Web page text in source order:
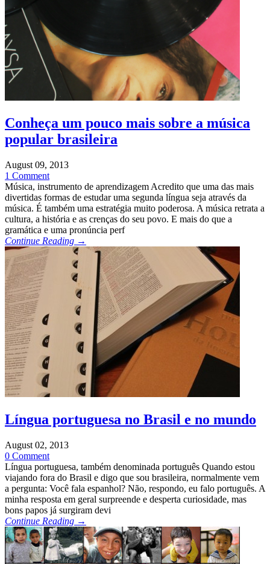
Conheça um pouco mais sobre a música
popular brasileira
August 09, 2013
1 Comment
Música, instrumento de aprendizagem Acredito que uma das mais
divertidas formas de estudar uma segunda língua seja através da
música. É também uma estratégia muito poderosa. A música retrata a
cultura, a história e as crenças do seu povo. E mais do que a
gramática e uma pronúncia perf
Continue Reading →
Língua portuguesa no Brasil e no mundo
August 02, 2013
0 Comment
Língua portuguesa, também denominada português Quando estou
viajando fora do Brasil e digo que sou brasileira, normalmente vem
a pergunta: Você fala espanhol? Não, respondo, eu falo português. A
minha resposta em geral surpreende e desperta curiosidade, mas
bons papos já surgiram devi
Continue Reading →